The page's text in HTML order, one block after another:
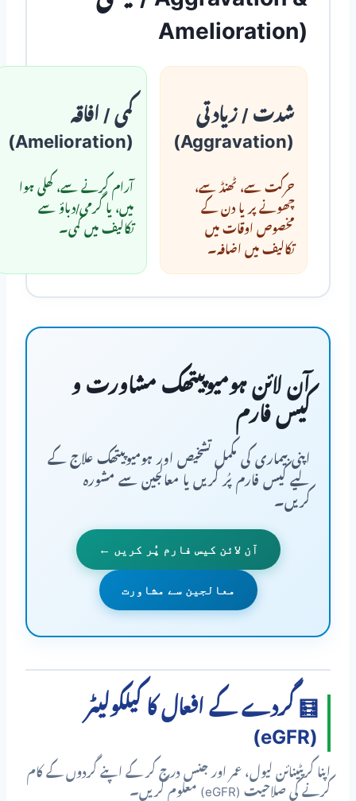
Amelioration)
شدت / زیادتی
(Aggravation)
حرکت سے، ٹھنڈ سے،
چھونے پر یا دن کے
مخصوص اوقات میں
تکالیف میں اضافہ۔
کمی / افاقہ
(Amelioration)
آرام کرنے سے، کھلی ہوا
میں، یا گرمی/دباؤ سے
تکالیف میں کمی۔
آن لائن ہومیوپیتھک مشاورت و
کیس فارم
اپنی بیماری کی مکمل تشخیص اور ہومیوپیتھک علاج کے
لیے کیس فارم پُر کریں یا معالجین سے مشورہ
کریں۔
آن لائن کیس فارم پُر کریں ←
معالجین سے مشاورت
🧮 گردے کے افعال کا کیلکولیٹر
(eGFR)
اپنا کریٹینائن لیول، عمر اور جنس درج کر کے اپنے گردوں کے کام
کرنے کی صلاحیت (eGFR) معلوم کریں۔